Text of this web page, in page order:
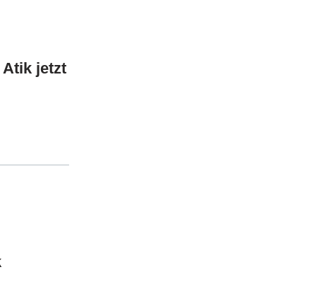
Atik jetzt